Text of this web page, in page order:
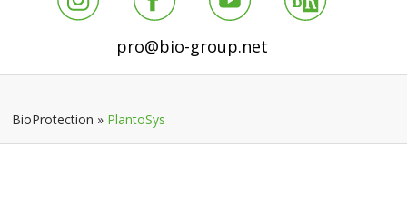
pro@bio-group.net
BioProtection » PlantoSys